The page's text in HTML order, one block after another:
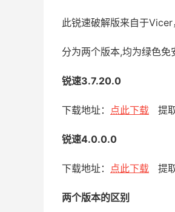
此锐速破解版来自于
分为两个版本,均为绿色免
锐速3.7.20.0
下载地址： 点此下载 提
锐速4.0.0.0
下载地址： 点此下载 提
两个版本的区别